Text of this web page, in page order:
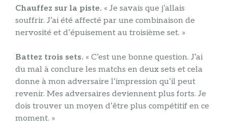
Chauffez sur la piste. « Je savais que j’allais
souffrir. J’ai été affecté par une combinaison de
nervosité et d’épuisement au troisième set. »
Battez trois sets. « C’est une bonne question. J’ai
du mal à conclure les matchs en deux sets et cela
donne à mon adversaire l’impression qu’il peut
revenir. Mes adversaires deviennent plus forts. Je
dois trouver un moyen d’être plus compétitif en ce
moment. »